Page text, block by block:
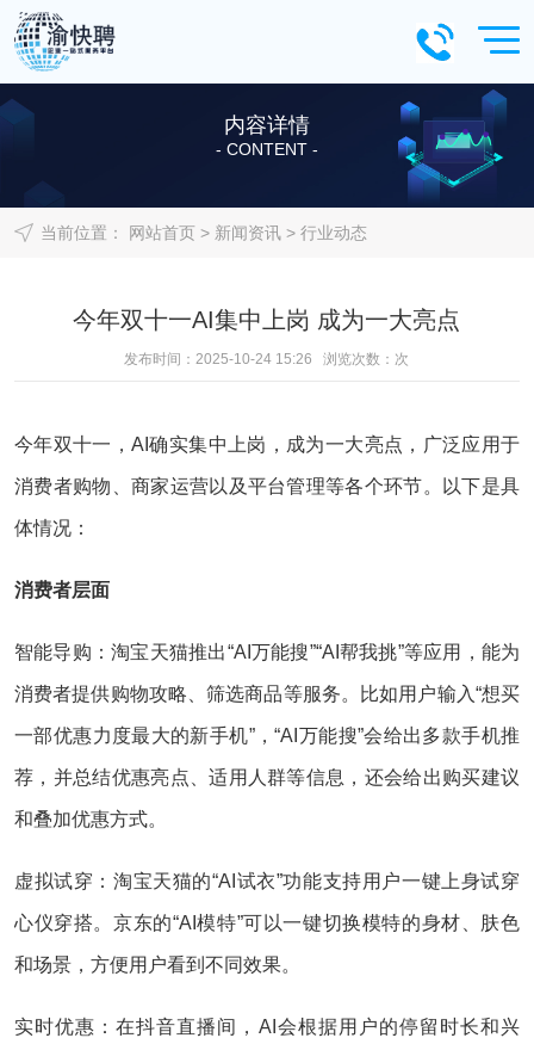
内容详情
- CONTENT -
当前位置： 网站首页> 新闻资讯> 行业动态
今年双十一AI集中上岗 成为一大亮点
发布时间：2025-10-24 15:26 浏览次数： 次
今年双十一，AI确实集中上岗，成为一大亮点，广泛应用于
消费者购物、商家运营以及平台管理等各个环节。以下是具
体情况：
消费者层面
智能导购：淘宝天猫推出“AI万能搜”“AI帮我挑”等应用，能为
消费者提供购物攻略、筛选商品等服务。比如用户输入“想买
一部优惠力度最大的新手机”，“AI万能搜”会给出多款手机推
荐，并总结优惠亮点、适用人群等信息，还会给出购买建议
和叠加优惠方式。
虚拟试穿：淘宝天猫的“AI试衣”功能支持用户一键上身试穿
心仪穿搭。京东的“AI模特”可以一键切换模特的身材、肤色
和场景，方便用户看到不同效果。
实时优惠：在抖音直播间，AI会根据用户的停留时长和兴